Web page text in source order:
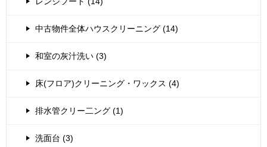
中古物件全体ハウスクリーニング (14)
和室の灰汁洗い (3)
床(フロア)クリーニング・ワックス (4)
排水管クリー二ング (1)
洗面台 (3)